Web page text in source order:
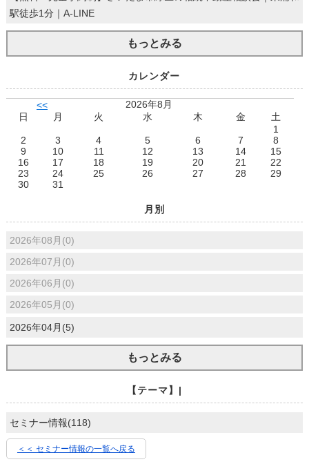
駅徒歩1分｜A-LINE
もっとみる
カレンダー
<<
2026年8月
日
月 火 水 木 金
土
1
2
3 4 5 6 7
8
9
10 11 12 13 14
15
16
17 18 19 20 21
22
23
24 25 26 27 28
29
30
31
月別
2026年08月(0)
2026年07月(0)
2026年06月(0)
2026年05月(0)
2026年04月(5)
もっとみる
【テーマ】|
セミナー情報(118)
＜＜ セミナー情報の一覧へ戻る